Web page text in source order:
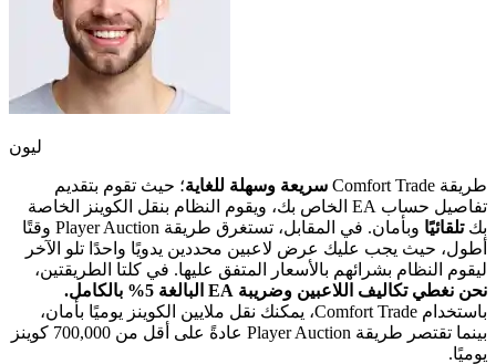
ليون
طريقة Comfort Trade سريعة وسهلة للغاية؛ حيث تقوم بتقديم
تفاصيل حساب EA الخاص بك، ويقوم النظام بنقل الكوينز الخاصة
بكتلقائيًا
وبأمان. في المقابل، تستغرق طريقة Player Auction وقتًا
أطول، حيث يجب عليك عرض لاعبين محددين يدويًا واحدًا تلو الآخر
ليقوم النظام بشرائهم بالأسعار المتفق عليها. في كلتا الطريقتين،
نحن نغطي تكاليف اللاعبين وضريبة EA البالغة 5% بالكامل.
باستخدام Comfort Trade، يمكنك نقل ملايين الكوينز يوميًا بأمان،
بينما تقتصر طريقة Player Auction عادةً على أقل من 700,000 كوينز
يوميًا.